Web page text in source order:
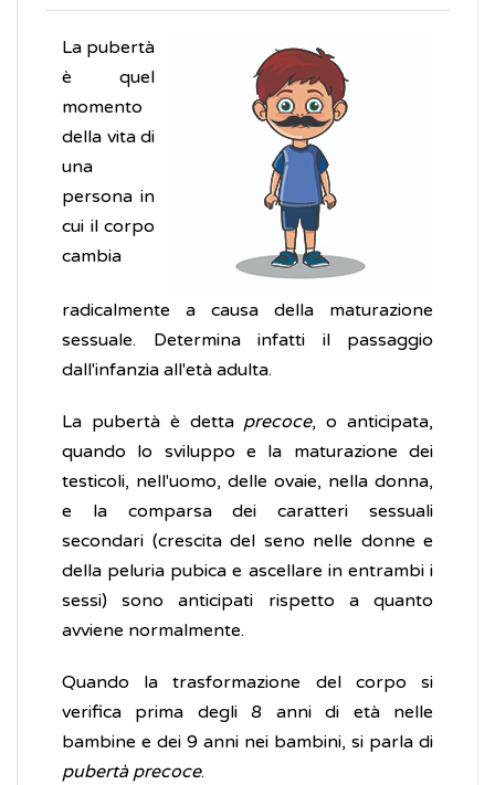
La pubertà
è quel
momento
della vita di
una
persona in
cui il corpo
cambia
radicalmente a causa della maturazione
sessuale. Determina infatti il passaggio
dall'infanzia all'età adulta.
La pubertà è detta precoce, o anticipata,
quando lo sviluppo e la maturazione dei
testicoli, nell'uomo, delle ovaie, nella donna,
e la comparsa dei caratteri sessuali
secondari (crescita del seno nelle donne e
della peluria pubica e ascellare in entrambi i
sessi) sono anticipati rispetto a quanto
avviene normalmente.
Quando la trasformazione del corpo si
verifica prima degli 8 anni di età nelle
bambine e dei 9 anni nei bambini, si parla di
pubertà precoce.